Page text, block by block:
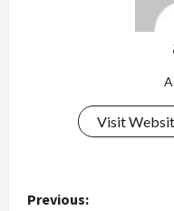
Visit
P
Previous: